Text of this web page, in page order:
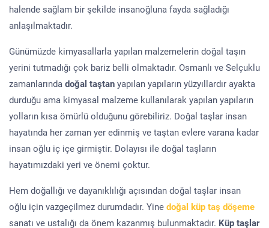
halende sağlam bir şekilde insanoğluna fayda sağladığı
anlaşılmaktadır.
Günümüzde kimyasallarla yapılan malzemelerin doğal taşın
yerini tutmadığı çok bariz belli olmaktadır. Osmanlı ve Selçuklu
zamanlarında doğal taştan yapılan yapıların yüzyıllardır ayakta
durduğu ama kimyasal malzeme kullanılarak yapılan yapıların
yolların kısa ömürlü olduğunu görebiliriz. Doğal taşlar insan
hayatında her zaman yer edinmiş ve taştan evlere varana kadar
insan oğlu iç içe girmiştir. Dolayısı ile doğal taşların
hayatımızdaki yeri ve önemi çoktur.
Hem doğallığı ve dayanıklılığı açısından doğal taşlar insan
oğlu için vazgeçilmez durumdadır. Yine doğal küp taş döşeme
sanatı ve ustalığı da önem kazanmış bulunmaktadır. Küp taşlar